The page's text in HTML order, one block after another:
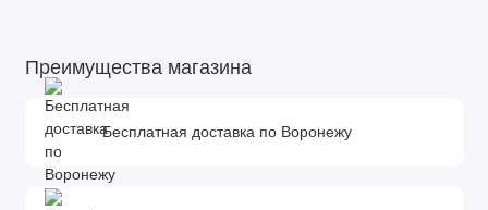
Преимущества магазина
Бесплатная доставка по Воронежу